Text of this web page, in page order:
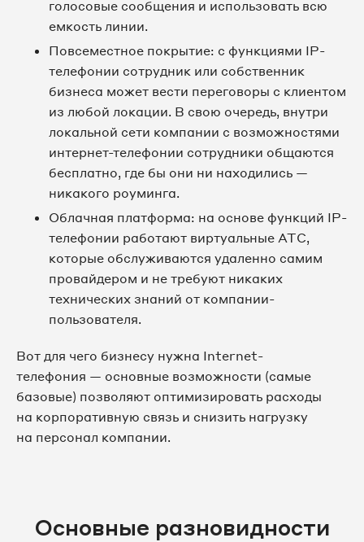
голосовые сообщения и использовать всю
емкость линии.
Повсеместное покрытие: с функциями IP-
телефонии сотрудник или собственник
бизнеса может вести переговоры с клиентом
из любой локации. В свою очередь, внутри
локальной сети компании с возможностями
интернет-телефонии сотрудники общаются
бесплатно, где бы они ни находились —
никакого роуминга.
Облачная платформа: на основе функций IP-
телефонии работают виртуальные АТС,
которые обслуживаются удаленно самим
провайдером и не требуют никаких
технических знаний от компании-
пользователя.
Вот для чего бизнесу нужна Internet-
телефония — основные возможности (самые
базовые) позволяют оптимизировать расходы
на корпоративную связь и снизить нагрузку
на персонал компании.
Основные разновидности